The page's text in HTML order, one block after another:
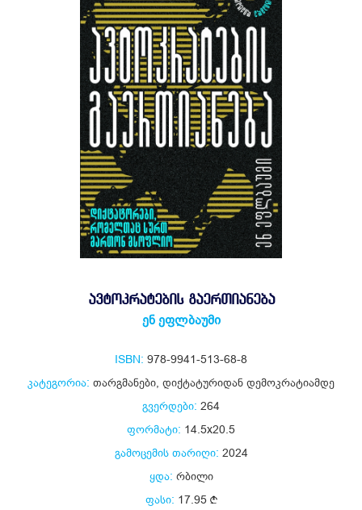
ᲐᲕᲢᲝᲙᲠᲐᲢᲔᲑᲘᲡ ᲒᲐᲔᲠᲗᲘᲐᲜᲔᲑᲐ
ენ ეფლბაუმი
ISBN: 978-9941-513-68-8
კატეგორია: თარგმანები, დიქტატურიდან დემოკრატიამდე
გვერდები: 264
ფორმატი: 14.5x20.5
გამოცემის თარიღი: 2024
ყდა: რბილი
ფასი: 17.95